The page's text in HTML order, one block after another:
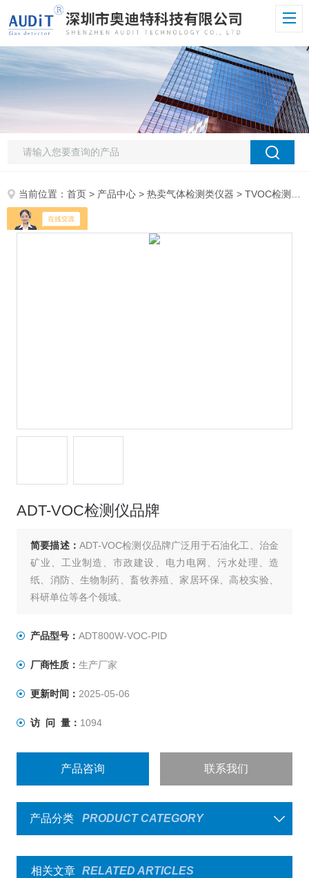
当前位置：首页 > 产品中心 >热卖气体检测类仪器 >TVOC检测仪
ADT-VOC检测仪品牌
简要描述： ADT-VOC检测仪品牌广泛用于石油化工、治金
矿业、工业制造、市政建设、电力电网、污水处理、造
纸、消防、生物制药、畜牧养殖、家居环保、高校实验、
科研单位等各个领域。
产品型号： ADT800W-VOC-PID
厂商性质： 生产厂家
更新时间： 2025-05-06
访 问 量： 1094
产品咨询 联系我们
产品分类 PRODUCT CATEGORY
相关文章 RELATED ARTICLES